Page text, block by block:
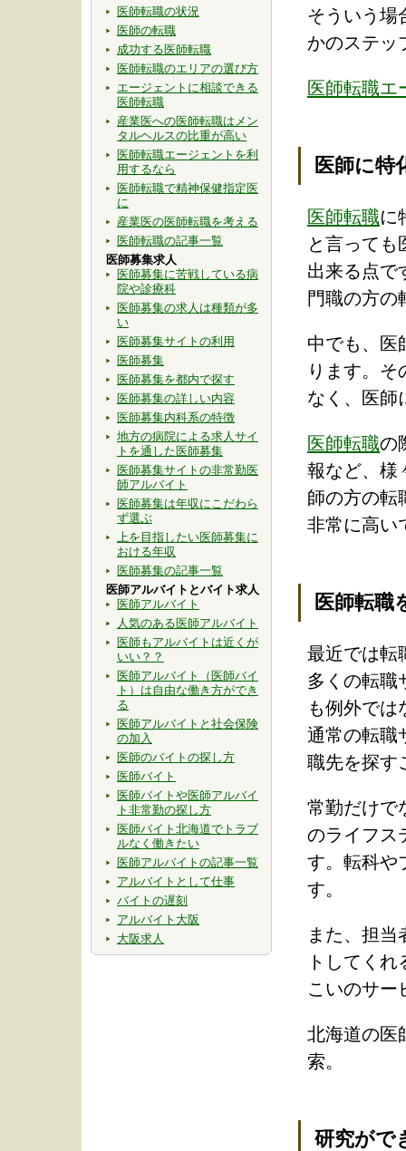
医師転職の状況
医師の転職
成功する医師転職
医師転職のエリアの選び方
エージェントに相談できる
医師転職
産業医への医師転職はメン
タルヘルスの比重が高い
医師転職エージェントを利
用するなら
医師転職で精神保健指定医
に
産業医の医師転職を考える
医師転職の記事一覧
医師募集求人
医師募集に苦戦している病
院や診療科
医師募集の求人は種類が多
い
医師募集サイトの利用
医師募集
医師募集を都内で探す
医師募集の詳しい内容
医師募集内科系の特徴
地方の病院による求人サイ
トを通した医師募集
医師募集サイトの非常勤医
師アルバイト
医師募集は年収にこだわら
ず選ぶ
上を目指したい医師募集に
おける年収
医師募集の記事一覧
医師アルバイトとバイト求人
医師アルバイト
人気のある医師アルバイト
医師もアルバイトは近くが
いい？？
医師アルバイト（医師バイ
ト）は自由な働き方ができ
る
医師アルバイトと社会保険
の加入
医師のバイトの探し方
医師バイト
医師バイトや医師アルバイ
ト非常勤の探し方
医師バイト北海道でトラブ
ルなく働きたい
医師アルバイトの記事一覧
アルバイトとして仕事
バイトの遅刻
アルバイト大阪
大阪求人
そういう場
かのステッ
医師転職エ
医師に特
医師転職に
と言っても
出来る点で
門職の方の
中でも、医
ります。
なく、医師
医師転職の
報など、様
師の方の転
非常に高い
医師転職
最近では転
多くの転職
も例外では
通常の転職
職先を探す
常勤だけで
のライフス
す。転科や
す。
また、担
トしてく
こいのサー
北海道の医
索。
研究がで